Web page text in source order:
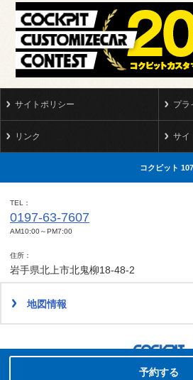
サイトポリシー プラ
リンク サイ
コクピット 107
TEL
0197-63-7607
AM10:00～PM7:00
住所
岩手県北上市北鬼柳18-48-2
地図情報
Copyright(C)2014-2022 COCKPIT
予約する